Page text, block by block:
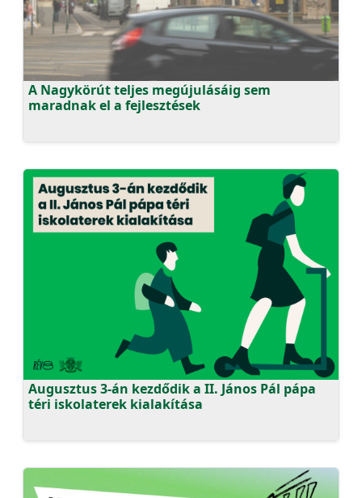
A Nagykörút teljes megújulásáig sem
maradnak el a fejlesztések
Augusztus 3-án kezdődik a II. János Pál pápa
téri iskolaterek kialakítása